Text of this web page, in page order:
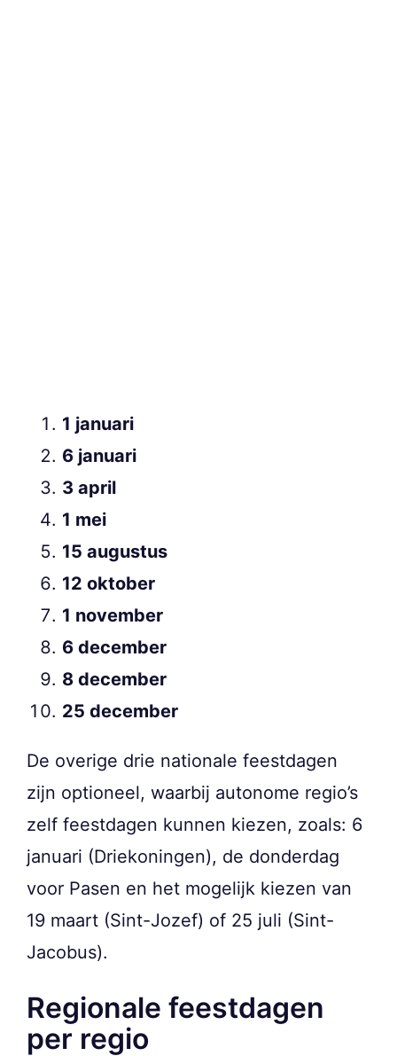
1 januari
6 januari
3 april
1 mei
15 augustus
12 oktober
1 november
6 december
8 december
25 december
De overige drie nationale feestdagen
zijn optioneel, waarbij autonome regio’s
zelf feestdagen kunnen kiezen, zoals: 6
januari (Driekoningen), de donderdag
voor Pasen en het mogelijk kiezen van
19 maart (Sint-Jozef) of 25 juli (Sint-
Jacobus).
Regionale feestdagen
per regio